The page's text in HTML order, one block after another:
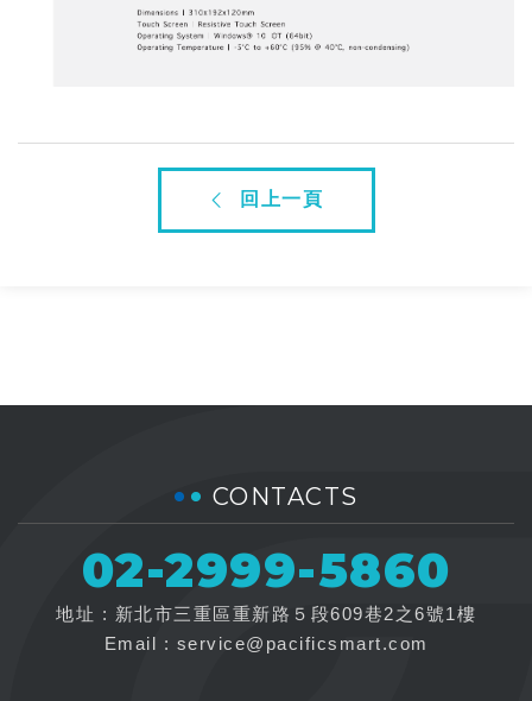
回上一頁
CONTACTS
02-2999-5860
地址 : 新北市三重區重新路５段609巷2之6號1樓
Email : service@pacificsmart.com